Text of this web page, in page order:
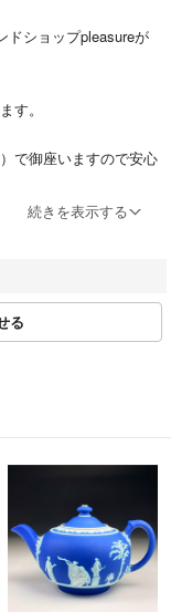
ドショップpleasureが
す。
で御座いますので安心
可証
式会社peaceによって
続きを表示する
る